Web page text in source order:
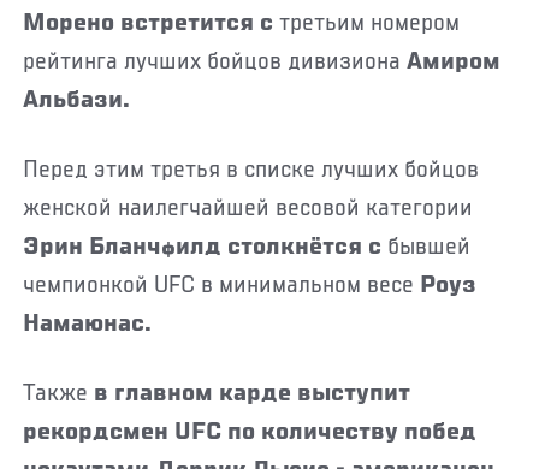
Морено встретится с третьим номером
рейтинга лучших бойцов дивизионаАмиром
Альбази.
Перед этим третья в списке лучших бойцов
женской наилегчайшей весовой категории
Эрин Бланчфилд столкнётся с бывшей
чемпионкой UFC в минимальном весе Роуз
Намаюнас.
Также в главном карде выступит
рекордсмен UFC по количеству побед